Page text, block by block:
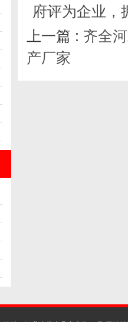
府评为企业，
上一篇 : 齐全
产厂家